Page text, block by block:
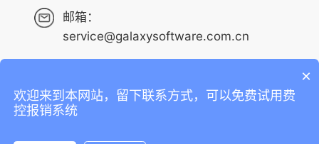
邮箱：
service@galaxysoftware.com.cn
Copyright ©2013-2023 上海星汉信息技术有限公司 版权
×
欢迎来到本网站，留下联系方式，可以免费试用费
控报销系统